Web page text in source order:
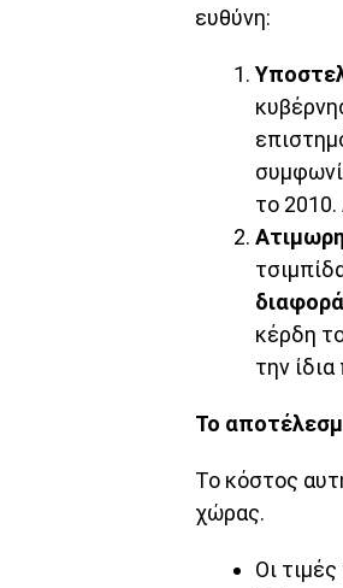
ευθύνη:
το
κέρδη
την
Το
Το κόστος
χώρας.
Οι